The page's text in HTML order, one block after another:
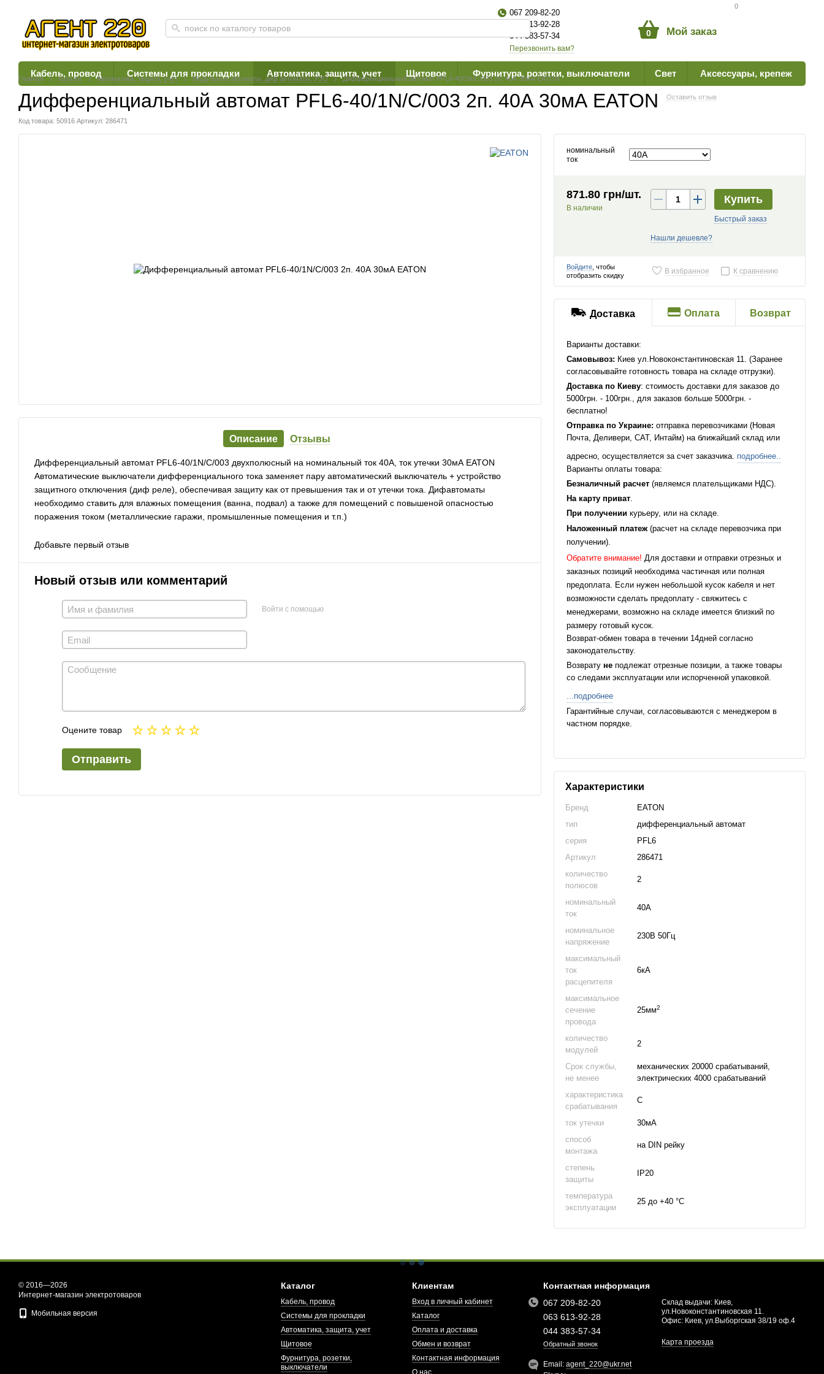
0
067 209-82-20
063 613-92-28
044 383-57-34
Перезвонить вам?
0 Мой заказ
Кабель, провод Системы для прокладки Автоматика, защита, учет Щитовое Фурнитура, розетки, выключатели Свет Аксессуары, крепеж
Главная Каталог Автоматика, защита, учет Модульные автоматы, диф.автоматы, УЗО Дифференциальный автомат PFL6-40/1N/C/003 2п. 40А 30мА EATON
Дифференциальный автомат PFL6-40/1N/C/003 2п. 40А 30мА EATON Оставить отзыв
Код товара: 50916 Артикул: 286471
Описание Отзывы
Дифференциальный автомат PFL6-40/1N/C/003 двухполюсный на номинальный ток 40А, ток утечки 30мА EATON
Автоматические выключатели дифференциального тока заменяет пару автоматический выключатель + устройство
защитного отключения (диф реле), обеспечивая защиту как от превышения так и от утечки тока. Дифавтоматы
необходимо ставить для влажных помещения (ванна, подвал) а также для помещений с повышеной опасностью
поражения током (металлические гаражи, промышленные помещения и т.п.)
Добавьте первый отзыв
Новый отзыв или комментарий
Войти с помощью
Оцените товар
Отправить
номинальный
ток
871.80 грн/шт.
В наличии
Купить
Быстрый заказ
Нашли дешевле?
Войдите , чтобы
отобразить скидку
В избранное К сравнению
Доставка Оплата Возврат
Варианты доставки:
Самовывоз: Киев ул.Новоконстантиновская 11. (Заранее
согласовывайте готовность товара на складе отгрузки).
Доставка по Киеву: стоимость доставки для заказов до
5000грн. - 100грн., для заказов больше 5000грн. -
бесплатно!
Отправка по Украине: отправка перевозчиками (Новая
Почта, Деливери, САТ, Интайм) на ближайший склад или
адресно, осуществляется за счет заказчика. подробнее..
Варианты оплаты товара:
Безналичный расчет (являемся плательщиками НДС).
На карту приват.
При получении курьеру, или на складе.
Наложенный платеж(расчет на складе перевозчика при
получении).
Обратите внимание! Для доставки и отправки отрезных и
заказных позиций необходима частичная или полная
предоплата. Если нужен небольшой кусок кабеля и нет
возможности сделать предоплату - свяжитесь с
менеджерами, возможно на складе имеется близкий по
размеру готовый кусок.
Возврат-обмен товара в течении 14дней согласно
законодательству.
Возвратуне подлежат отрезные позиции, а также товары
со следами эксплуатации или испорченной упаковкой.
...подробнее
Гарантийные случаи, согласовываются с менеджером в
частном порядке.
Характеристики
Бренд
EATON
тип
дифференциальный автомат
серия
PFL6
Артикул
286471
количество
полюсов
2
номинальный
ток
40А
номинальное
напряжение
230В 50Гц
максимальный
ток
расцепителя
6кА
максимальное
сечение
провода
25мм2
количество
модулей
2
Срок службы,
не менее
механических 20000 срабатываний,
электрических 4000 срабатываний
характеристика
срабатывания
C
ток утечки
30мА
способ
монтажа
на DIN рейку
степень
защиты
IP20
температура
эксплуатации
25 до +40 °С
© 2016—2026
Интернет-магазин электротоваров
Мобильная версия
Каталог
Кабель, провод
Системы для прокладки
Автоматика, защита, учет
Щитовое
Фурнитура, розетки,
выключатели
Клиентам
Вход в личный кабинет
Каталог
Оплата и доставка
Обмен и возврат
Контактная информация
О нас
Контактная информация
067 209-82-20
063 613-92-28
044 383-57-34
Обратный звонок
Склад выдачи: Киев,
ул.Новоконстантиновская 11.
Офис: Киев, ул.Выборгская 38/19 оф.4
Карта проезда
Email:agent_220@ukr.net